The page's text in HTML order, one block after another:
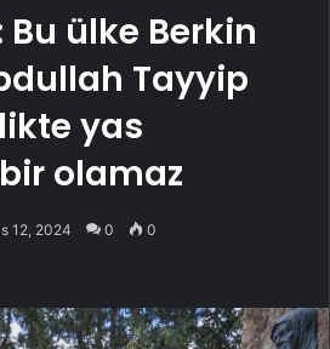
Bu ülke Berkin
Tayyip
yas
olamaz
12, 2024 0 0